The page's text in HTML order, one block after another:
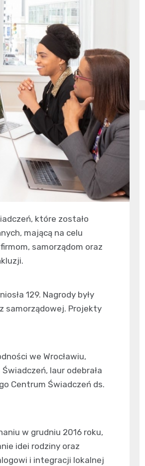
które zostało
mającą na celu
samorządom oraz
129. Nagrody były
samorządowej. Projekty
we Wrocławiu,
laur odebrała
Centrum Świadczeń ds.
w grudniu 2016 roku,
idei rodziny oraz
i integracji lokalnej